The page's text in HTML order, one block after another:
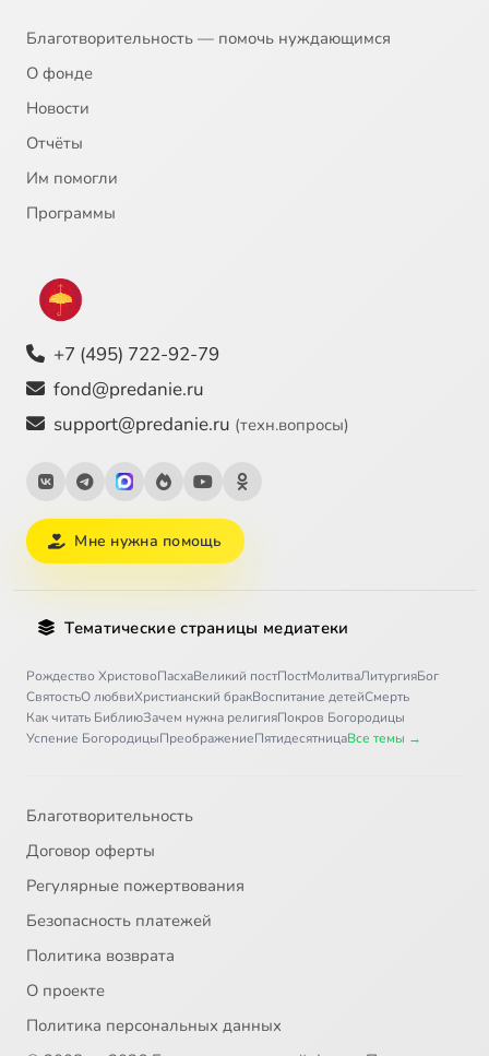
Благотворительность — помочь нуждающимся
О фонде
Новости
Отчёты
Им помогли
Программы
+7 (495) 722-92-79
fond@predanie.ru
support@predanie.ru (техн.вопросы)
Мне нужна помощь
Тематические страницы медиатеки
Рождество ХристовоПасхаВеликий постПостМолитваЛитургияБог
СвятостьО любвиХристианский бракВоспитание детейСмерть
Как читать БиблиюЗачем нужна религияПокров Богородицы
Успение БогородицыПреображениеПятидесятницаВсе темы →
Благотворительность
Договор оферты
Регулярные пожертвования
Безопасность платежей
Политика возврата
О проекте
Политика персональных данных